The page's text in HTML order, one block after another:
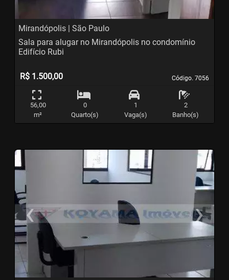
Mirandópolis | São Paulo
Código. 7056
Código. 7056
Sala para alugar no Mirandópolis no condomínio
Edifício Rubi
R$ 1.500,00
56,00
m²
0
Quarto(s)
1
Vaga(s)
2
Banho(s)
‹
Previous
›